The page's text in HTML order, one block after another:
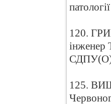
120.
інженер
125.